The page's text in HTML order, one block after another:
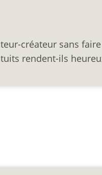
créateur sans
rendent-ils